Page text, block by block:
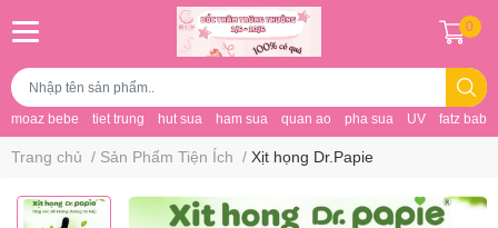
moaz bebe tiet trung hut sua ham sua quan ao pha sua UV fatz baby
0
Trang chủ / Sản Phẩm Tiện Ích / Xịt họng Dr.Papie